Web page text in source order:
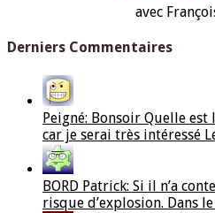
avec
Derniers Commentaires
Peigné: Bonsoir Quelle
car je serai très intéressé
BORD Patrick: Si il n’a
risque d’explosion. Dans